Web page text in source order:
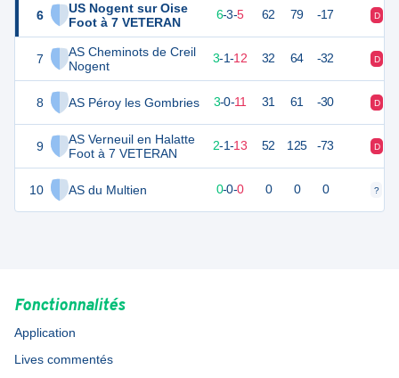
6
US Nogent sur Oise
Foot à 7 VETERAN
7
AS Cheminots de Creil
Nogent
8 AS Péroy les Gombries
9
AS Verneuil en Halatte
Foot à 7 VETERAN
10 AS du Multien
19 16 6-3-5 62 79 -17 D
10 16 3-1-12 32 64 -32 D
7 16 3-0-11 31 61 -30 D
7 16 2-1-13 52 125 -73 D
0-0-0 0 0 0 ?
Fonctionnalités
Application
Lives commentés